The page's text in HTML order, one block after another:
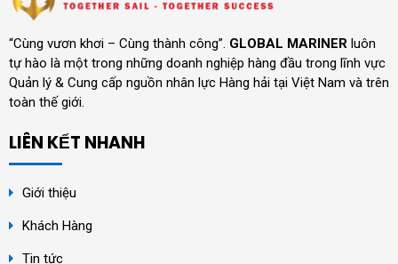
“Cùng vươn khơi – Cùng thành công”. GLOBAL MARINER luôn
tự hào là một trong những doanh nghiệp hàng đầu trong lĩnh vực
Quản lý & Cung cấp nguồn nhân lực Hàng hải tại Việt Nam và trên
toàn thế giới.
LIÊN KẾT NHANH
Giới thiệu
Khách Hàng
Tin tức